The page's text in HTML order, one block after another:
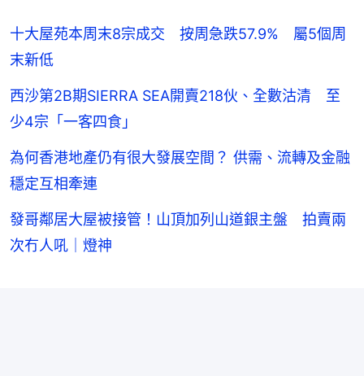
十大屋苑本周末8宗成交 按周急跌57.9% 屬5個周
末新低
西沙第2B期SIERRA SEA開賣218伙、全數沽清 至
少4宗「一客四食」
為何香港地產仍有很大發展空間？ 供需、流轉及金融
穩定互相牽連
發哥鄰居大屋被接管！山頂加列山道銀主盤 拍賣兩
次冇人吼｜燈神